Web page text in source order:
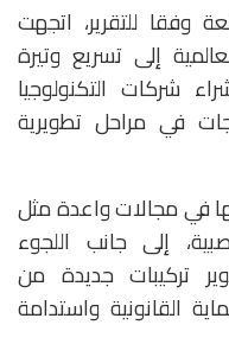
وفقا للتقرير، اتجهت
إلى تسريع وتيرة
شركات التكنولوجيا
في مراحل تطويرية
في مجالات واعدة مثل
إلى جانب اللجوء
تركيبات جديدة من
القانونية واستدامة